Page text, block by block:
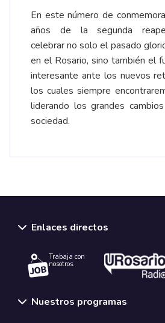
En este número de
años de la segunda
celebrar no solo el pasado
en el Rosario, sino también el
interesante ante los nuevos
los cuales siempre
liderando los grandes
sociedad.
Enlaces directos
Trabaja con
nosotros.
Nuestros programas